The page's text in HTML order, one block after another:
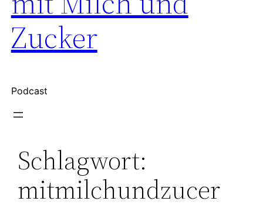
Zucker
Podcast
Schlagwort:
mitmilchundzucer